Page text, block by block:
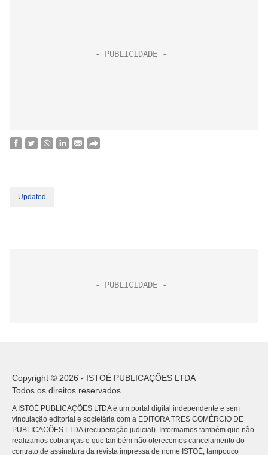
Updated
Copyright © 2026 - ISTOÉ PUBLICAÇÕES LTDA
Todos os direitos reservados.
A ISTOÉ PUBLICAÇÕES LTDA é um portal digital independente e sem
vinculação editorial e societária com a EDITORA TRES COMÉRCIO DE
PUBLICACÕES LTDA (recuperação judicial). Informamos também que não
realizamos cobranças e que também não oferecemos cancelamento do
contrato de assinatura da revista impressa de nome ISTOÉ, tampouco